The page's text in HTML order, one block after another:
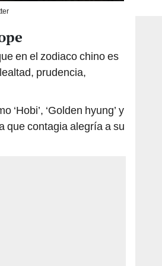
en el zodiaco chino es
prudencia,
‘Golden hyung’ y
que contagia alegría a su